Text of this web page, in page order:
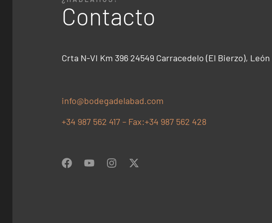
Contacto
Crta N-VI Km 396 24549 Carracedelo (El Bierzo), León
info@bodegadelabad.com
+34 987 562 417 – Fax:+34 987 562 428